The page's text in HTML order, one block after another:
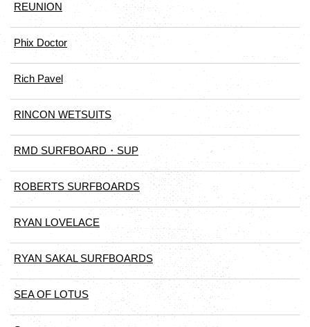
REUNION
Phix Doctor
Rich Pavel
RINCON WETSUITS
RMD SURFBOARD・SUP
ROBERTS SURFBOARDS
RYAN LOVELACE
RYAN SAKAL SURFBOARDS
SEA OF LOTUS